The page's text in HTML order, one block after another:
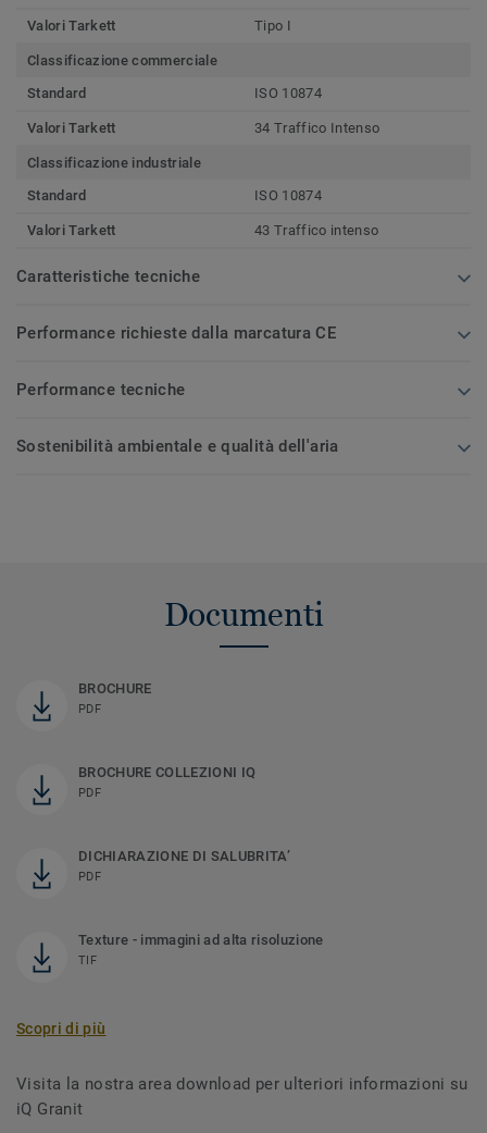
Valori Tarkett Tipo I
Classificazione commerciale
Standard
ISO 10874
Valori Tarkett 34 Traffico Intenso
Classificazione industriale
Standard
ISO 10874
Valori Tarkett 43 Traffico intenso
Caratteristiche tecniche
Performance richieste dalla marcatura CE
Performance tecniche
Sostenibilità ambientale e qualità dell'aria
Documenti
BROCHURE
PDF
BROCHURE COLLEZIONI IQ
PDF
DICHIARAZIONE DI SALUBRITA’
PDF
Texture - immagini ad alta risoluzione
TIF
Scopri di più
Visita la nostra area download per ulteriori informazioni su
iQ Granit